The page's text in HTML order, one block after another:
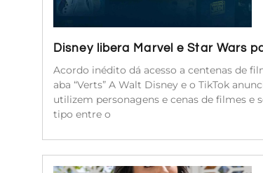
Disney libera Marvel e Star Wars
Acordo inédito dá acesso a centenas de
aba “Verts” A Walt Disney e o TikTok
utilizem personagens e cenas de filmes e
tipo entre o